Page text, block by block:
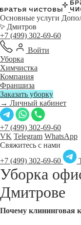
Основные услуги
Дмитров
+7 (499) 302-69-60
Войти
Уборка
Химчистка
Компания
Франшиза
Заказать уборку
→ Личный кабинет
+7 (499) 302-69-60
VK Telegram WhatsApp
Свяжитесь с нами
+7 (499) 302-69-60
Уборка
Дмитрове
Почему клининговая